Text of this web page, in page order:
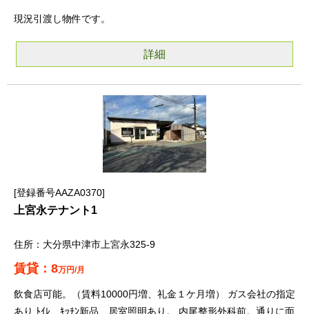
現況引渡し物件です。
詳細
登録番号AAZA0370
上宮永テナント1
大分県中津市上宮永325-9
8万円/月
飲食店可能。（賃料10000円増、礼金１ケ月増） ガス会社の指定
あり ﾄｲﾚ、ｷｯﾁﾝ新品 居室照明あり。 内尾整形外科前。通りに面